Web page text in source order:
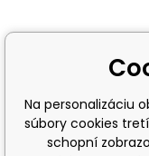
Na personalizáciu
súbory cookies
schopní